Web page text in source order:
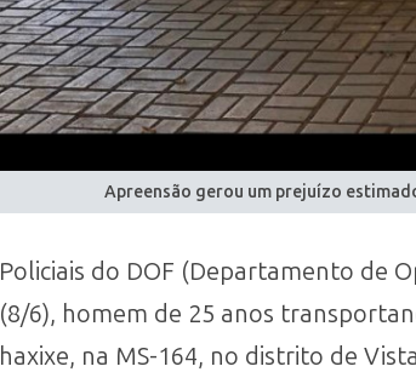
Apreensão gerou um prejuízo
Policiais do DOF (Departamento de
(8/6), homem de 25 anos
haxixe, na MS-164, no distrito de